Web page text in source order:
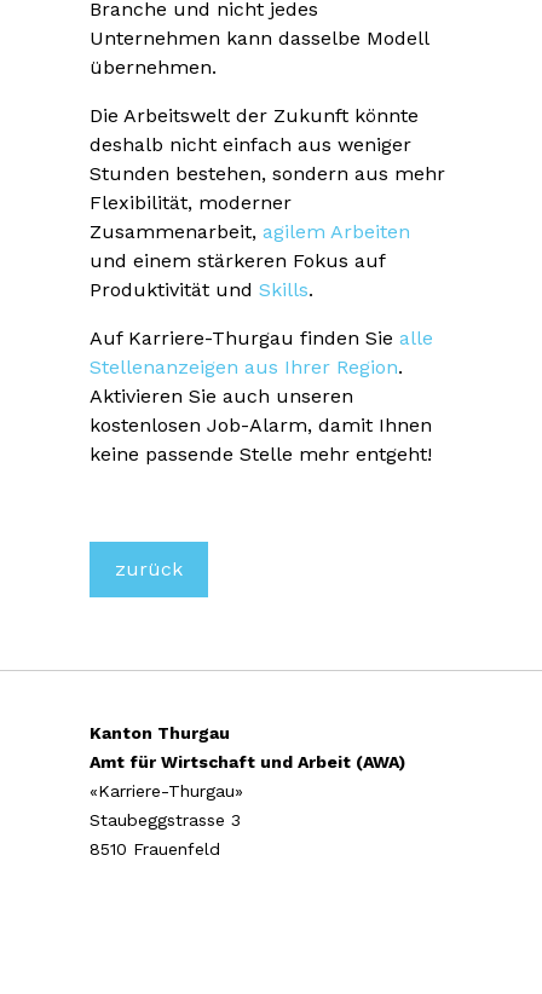
Branche und nicht jedes
Unternehmen kann dasselbe Modell
übernehmen.
Die Arbeitswelt der Zukunft könnte
deshalb nicht einfach aus weniger
Stunden bestehen, sondern aus mehr
Flexibilität, moderner
Zusammenarbeit, agilem Arbeiten
und einem stärkeren Fokus auf
Produktivität und Skills.
Auf Karriere-Thurgau finden Sie alle
Stellenanzeigen aus Ihrer Region.
Aktivieren Sie auch unseren
kostenlosen Job-Alarm, damit Ihnen
keine passende Stelle mehr entgeht!
zurück
Kanton Thurgau
Amt für Wirtschaft und Arbeit (AWA)
«Karriere-Thurgau»
Staubeggstrasse 3
8510 Frauenfeld